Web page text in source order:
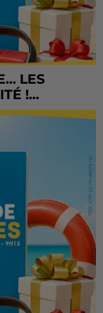
LES
!...